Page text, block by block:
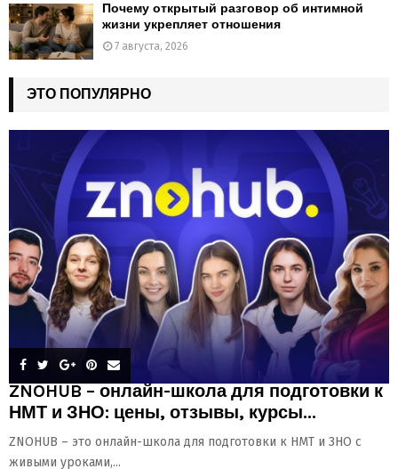
Почему открытый разговор об интимной
жизни укрепляет отношения
7 августа, 2026
ЭТО ПОПУЛЯРНО
ZNOHUB – онлайн-школа для подготовки к
НМТ и ЗНО: цены, отзывы, курсы...
ZNOHUB – это онлайн-школа для подготовки к НМТ и ЗНО с
живыми уроками,...